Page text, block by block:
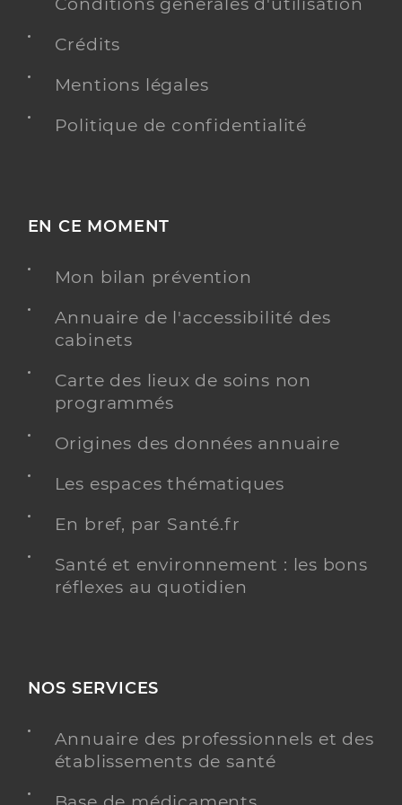
Spécialités
Dittiere Maud
Masseur-Kinésithérapeute
Professionel de santé
Kinésithérapie
Adresse
6 Place Simone Veil, 49170 La Possonnière
Téléphone
0686458689
Crédits
Mentions légales
Politique de confidentialité
EN CE MOMENT
Mon bilan prévention
Annuaire de l'accessibilité des
cabinets
Carte des lieux de soins non
programmés
Origines des données annuaire
Les espaces thématiques
En bref, par Santé.fr
Santé et environnement : les bons
réflexes au quotidien
NOS SERVICES
Annuaire des professionnels et des
établissements de santé